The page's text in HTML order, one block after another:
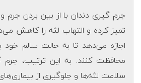
جرم گیری دندان با از بین بردن جرم
تمیز کرده و التهاب لثه را کاهش
اجازه می‌دهد تا به حالت سالم خود
محافظت کنند. به این ترتیب،
سلامت لثه‌ها و جلوگیری از